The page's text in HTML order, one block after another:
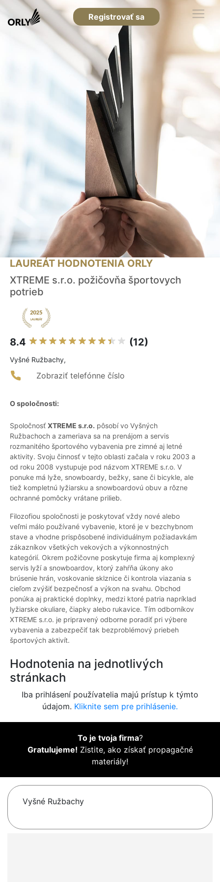
Registrovať sa
LAUREÁT HODNOTENIA ORLY
XTREME s.r.o. požičovňa športovych
potrieb
8.4 (12)
Vyšné Ružbachy,
Zobraziť telefónne číslo
O spoločnosti:
Spoločnosť XTREME s.r.o. pôsobí vo Vyšných
Ružbachoch a zameriava sa na prenájom a servis
rozmanitého športového vybavenia pre zimné aj letné
aktivity. Svoju činnosť v tejto oblasti začala v roku 2003 a
od roku 2008 vystupuje pod názvom XTREME s.r.o. V
ponuke má lyže, snowboardy, bežky, sane či bicykle, ale
tiež kompletnú lyžiarsku a snowboardovú obuv a rôzne
ochranné pomôcky vrátane prilieb.
Filozofiou spoločnosti je poskytovať vždy nové alebo
veľmi málo používané vybavenie, ktoré je v bezchybnom
stave a vhodne prispôsobené individuálnym požiadavkám
zákazníkov všetkých vekových a výkonnostných
kategórií. Okrem požičovne poskytuje firma aj komplexný
servis lyží a snowboardov, ktorý zahŕňa úkony ako
brúsenie hrán, voskovanie sklznice či kontrola viazania s
cieľom zvýšiť bezpečnosť a výkon na svahu. Obchod
ponúka aj praktické doplnky, medzi ktoré patria napríklad
lyžiarske okuliare, čiapky alebo rukavice. Tím odborníkov
XTREME s.r.o. je pripravený odborne poradiť pri výbere
vybavenia a zabezpečiť tak bezproblémový priebeh
športových aktivít.
Hodnotenia na jednotlivých
stránkach
Iba prihlásení používatelia majú prístup k týmto
údajom. Kliknite sem pre prihlásenie.
To je tvoja firma?
Gratulujeme! Zistite, ako získať propagačné
materiály!
Vyšné Ružbachy